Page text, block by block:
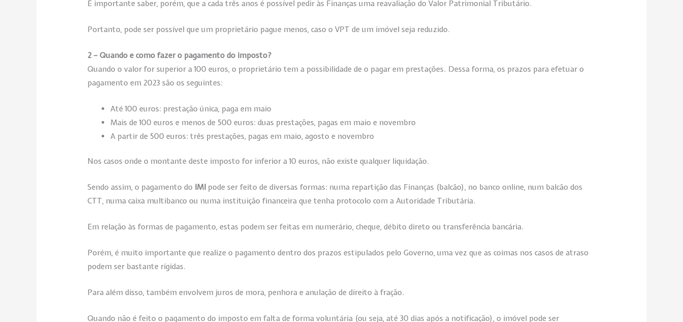
É importante saber, porém, que a cada três anos é possível pedir às Finanças uma reavaliação do Valor Patrimonial Tributário.
Portanto, pode ser possível que um proprietário pague menos, caso o VPT de um imóvel seja reduzido.
2 – Quando e como fazer o pagamento do imposto?
Quando o valor for superior a 100 euros, o proprietário tem a possibilidade de o pagar em prestações. Dessa forma, os prazos para efetuar o
pagamento em 2023 são os seguintes:
Até 100 euros: prestação única, paga em maio
Mais de 100 euros e menos de 500 euros: duas prestações, pagas em maio e novembro
A partir de 500 euros: três prestações, pagas em maio, agosto e novembro
Nos casos onde o montante deste imposto for inferior a 10 euros, não existe qualquer liquidação.
Sendo assim, o pagamento do IMI pode ser feito de diversas formas: numa repartição das Finanças (balcão), no banco online, num balcão dos
CTT, numa caixa multibanco ou numa instituição financeira que tenha protocolo com a Autoridade Tributária.
Em relação às formas de pagamento, estas podem ser feitas em numerário, cheque, débito direto ou transferência bancária.
Porém, é muito importante que realize o pagamento dentro dos prazos estipulados pelo Governo, uma vez que as coimas nos casos de atraso
podem ser bastante rígidas.
Para além disso, também envolvem juros de mora, penhora e anulação de direito à fração.
Quando não é feito o pagamento do imposto em falta de forma voluntária (ou seja, até 30 dias após a notificação), o imóvel pode ser